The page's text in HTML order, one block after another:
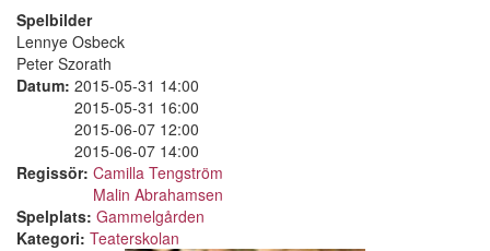
Spelbilder
Lennye Osbeck
Peter Szorath
Datum: 2015-05-31 14:00
2015-05-31 16:00
2015-06-07 12:00
2015-06-07 14:00
Regissör: Camilla Tengström
Malin Abrahamsen
Spelplats: Gammelgården
Kategori: Teaterskolan